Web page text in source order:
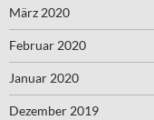
März 2020
Februar 2020
Januar 2020
Dezember 2019